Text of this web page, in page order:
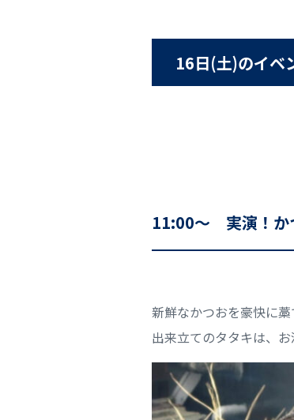
16日(土)のイベ
11:00～ 実演！か
新鮮なかつおを豪快に
出来立てのタタキは、